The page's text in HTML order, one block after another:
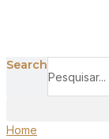
Search
Home